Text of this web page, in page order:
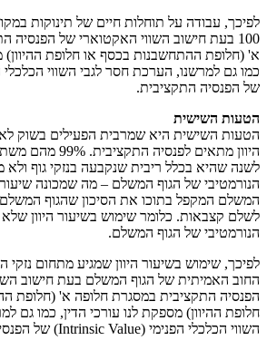
לפיכך, עבודה על תוחלות חיים של תינוקות
100 בעת חישוב השווי האקטוארי של
א' (חלופת ההתחשבנות בכסף או חלופת ההיוון)
של הפנסיה התקציבית.
הטעות השישית
הטעות השישית היא שמרבית הפעילים בשוק לא
לשנה שהיא בכלל ריבית שנקבעה בנזקי גוף ולא
הנורמטיבי של הגוף המשלם – מה שמכונה שיעור
המשלם המקפל בתוכו את הסיכון שהגוף המשלם
לשלם קצבאות. כלומר שימוש בשיעור היוון
הנורמטיבי של הגוף המשלם.
לפיכך, שימוש בשיעור היוון שמגיע מתחום נזקי
החוב האמיתית של הגוף המשלם בעת חישוב
הפנסיה התקציבית במסגרת חלופה א' (חלופת
חלופת ההיוון) מספקת לנו עורכי הדין, כמו גם
השווי הכלכלי הפנימי (Intrinsic Value) של הפנסיה התקציבית.